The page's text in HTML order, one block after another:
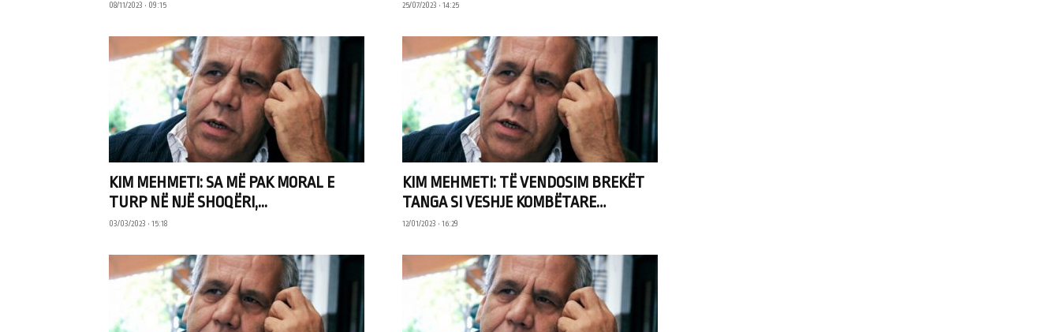
08/11/2023 • 09:15 25/07/2023 • 14:25
KIM MEHMETI: SA MË PAK MORAL E
TURP NË NJË SHOQËRI,...
03/03/2023 • 15:18
KIM MEHMETI: TË VENDOSIM BREKËT
TANGA SI VESHJE KOMBËTARE…
12/01/2023 • 16:29